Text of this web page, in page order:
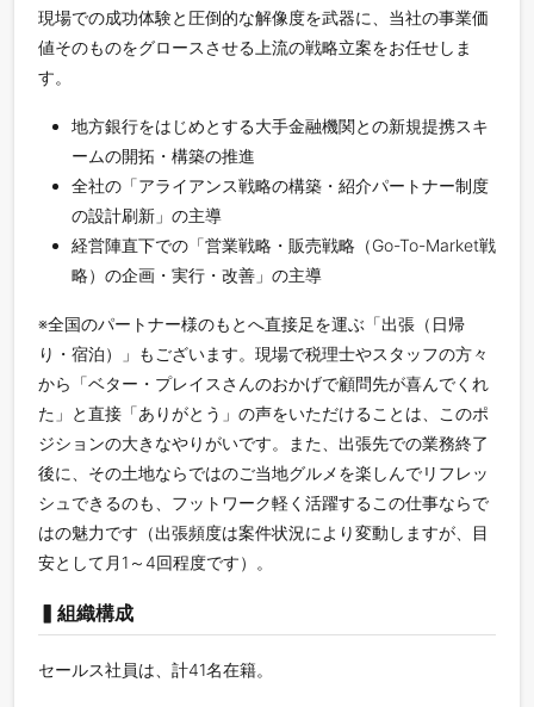
現場での成功体験と圧倒的な解像度を武器に、当社の事業価
値そのものをグロースさせる上流の戦略立案をお任せしま
す。
地方銀行をはじめとする大手金融機関との新規提携スキ
ームの開拓・構築の推進
全社の「アライアンス戦略の構築・紹介パートナー制度
の設計刷新」の主導
経営陣直下での「営業戦略・販売戦略（Go-To-Market戦
略）の企画・実行・改善」の主導
※全国のパートナー様のもとへ直接足を運ぶ「出張（日帰
り・宿泊）」もございます。現場で税理士やスタッフの方々
から「ベター・プレイスさんのおかげで顧問先が喜んでくれ
た」と直接「ありがとう」の声をいただけることは、このポ
ジションの大きなやりがいです。また、出張先での業務終了
後に、その土地ならではのご当地グルメを楽しんでリフレッ
シュできるのも、フットワーク軽く活躍するこの仕事ならで
はの魅力です（出張頻度は案件状況により変動しますが、目
安として月1～4回程度です）。
▍組織構成
セールス社員は、計41名在籍。